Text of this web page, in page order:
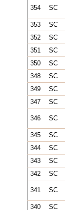
354 SC
353 SC
352
SC
351
SC
350
SC
348
SC
349
SC
347
SC
346 SC
345 SC
344
SC
343
SC
342
SC
341 SC
340 SC